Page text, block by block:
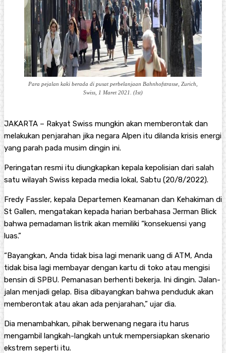
Para pejalan kaki berada di pusat perbelanjaan Bahnhofstrasse, Zurich,
Swiss, 1 Maret 2021. (Ist)
JAKARTA – Rakyat Swiss mungkin akan memberontak dan
melakukan penjarahan jika negara Alpen itu dilanda krisis energi
yang parah pada musim dingin ini.
Peringatan resmi itu diungkapkan kepala kepolisian dari salah
satu wilayah Swiss kepada media lokal, Sabtu (20/8/2022).
Fredy Fassler, kepala Departemen Keamanan dan Kehakiman di
St Gallen, mengatakan kepada harian berbahasa Jerman Blick
bahwa pemadaman listrik akan memiliki “konsekuensi yang
luas.”
“Bayangkan, Anda tidak bisa lagi menarik uang di ATM, Anda
tidak bisa lagi membayar dengan kartu di toko atau mengisi
bensin di SPBU. Pemanasan berhenti bekerja. Ini dingin. Jalan-
jalan menjadi gelap. Bisa dibayangkan bahwa penduduk akan
memberontak atau akan ada penjarahan,” ujar dia.
Dia menambahkan, pihak berwenang negara itu harus
mengambil langkah-langkah untuk mempersiapkan skenario
ekstrem seperti itu.